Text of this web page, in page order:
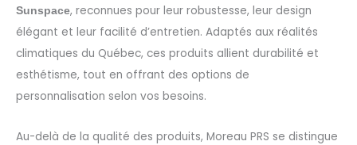
Sunspace, reconnues pour leur robustesse, leur design
élégant et leur facilité d’entretien. Adaptés aux réalités
climatiques du Québec, ces produits allient durabilité et
esthétisme, tout en offrant des options de
personnalisation selon vos besoins.
Au-delà de la qualité des produits, Moreau PRS se distingue